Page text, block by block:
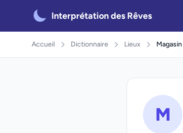
Interprétation des Rêves
Accueil Dictionnaire Lieux Magasin
M